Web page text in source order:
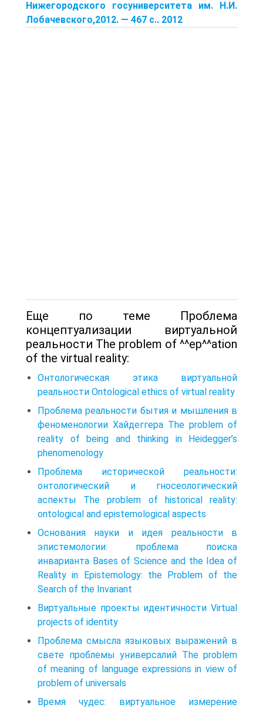
Нижегородского госуниверситета им. Н.И.
Лобачевского,2012. — 467 с.. 2012
Еще по теме Проблема
концептуализации виртуальной
реальности The problem of ^^ep^^ation
of the virtual reality:
Онтологическая этика виртуальной
реальности Ontological ethics of virtual reality
Проблема реальности бытия и мышления в
феноменологии Хайдеггера The problem of
reality of being and thinking in Heidegger’s
phenomenology
Проблема исторической реальности:
онтологический и гносеологический
аспекты The problem of historical reality:
ontological and epistemological aspects
Основания науки и идея реальности в
эпистемологии: проблема поиска
инварианта Bases of Science and the Idea of
Reality in Epistemology: the Problem of the
Search of the Invariant
Виртуальные проекты идентичности Virtual
projects of identity
Проблема смысла языковых выражений в
свете проблемы универсалий The problem
of meaning of language expressions in view of
problem of universals
Время чудес: виртуальное измерение